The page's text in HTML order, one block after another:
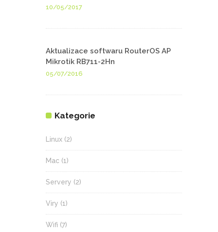
10/05/2017
Aktualizace softwaru RouterOS AP
Mikrotik RB711-2Hn
05/07/2016
Kategorie
Linux (2)
Mac (1)
Servery (2)
Viry (1)
Wifi (7)